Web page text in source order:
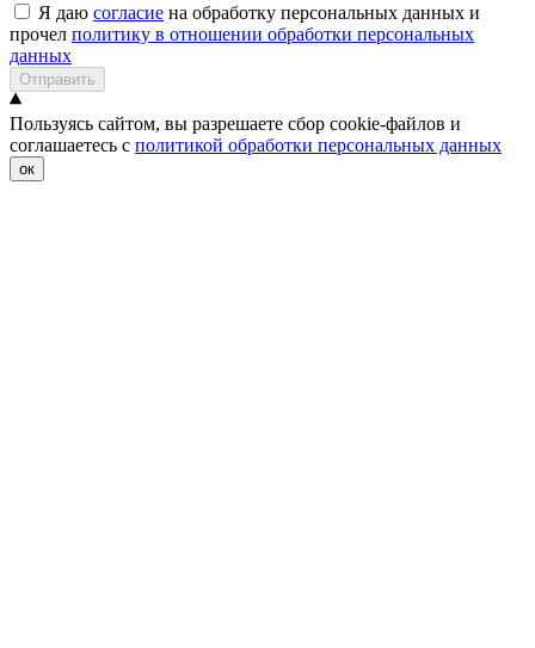
Я даю согласие на обработку персональных данных и
прочел политику в отношении обработки персональных
данных
Отправить
Пользуясь сайтом, вы разрешаете сбор cookie-файлов и
соглашаетесь с политикой обработки персональных данных
ок